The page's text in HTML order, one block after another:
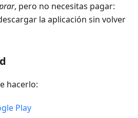
, pero no necesitas pagar:
la aplicación sin volver
hacerlo:
Play